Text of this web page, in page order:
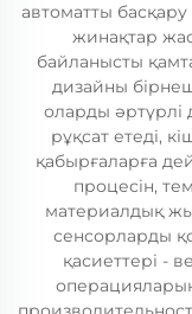
автоматты
жинақтар
байланысты
дизайны
оларды әртүрлі
рұқсат етеді,
қабырғаларға
процесін,
материалдық
сенсорларды
қасиеттері -
операцияларын